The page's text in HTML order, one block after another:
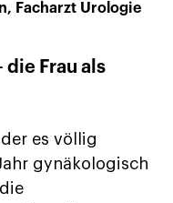
Facharzt Urologie
die Frau als
es völlig
gynäkologisch